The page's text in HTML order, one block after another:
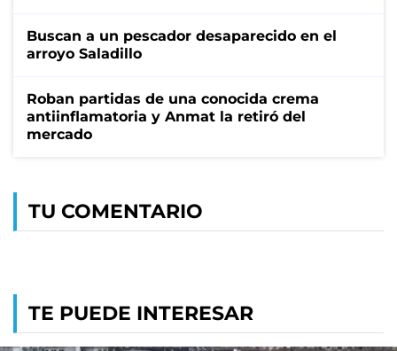
Buscan a un pescador desaparecido en el
arroyo Saladillo
Roban partidas de una conocida crema
antiinflamatoria y Anmat la retiró del
mercado
TU COMENTARIO
TE PUEDE INTERESAR